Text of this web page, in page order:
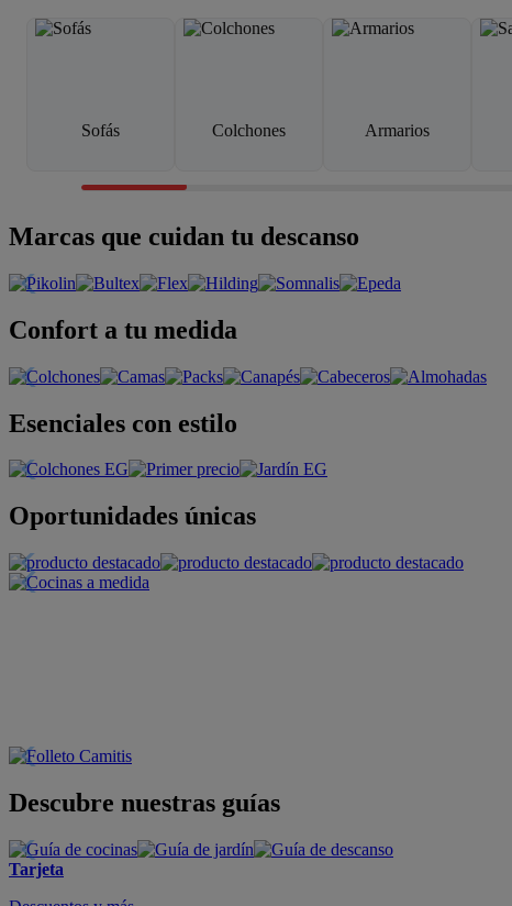
Sofás Colchones Armarios
Marcas que cuidan tu descanso
Confort a tu medida
Esenciales con estilo
Oportunidades únicas
Descubre nuestras guías
Tarjeta